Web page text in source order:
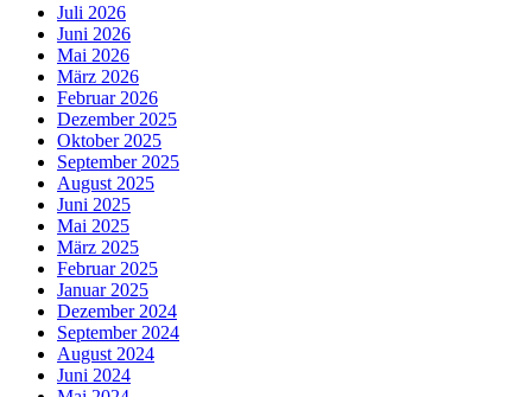
Juli 2026
Juni 2026
Mai 2026
März 2026
Februar 2026
Dezember 2025
Oktober 2025
September 2025
August 2025
Juni 2025
Mai 2025
März 2025
Februar 2025
Januar 2025
Dezember 2024
September 2024
August 2024
Juni 2024